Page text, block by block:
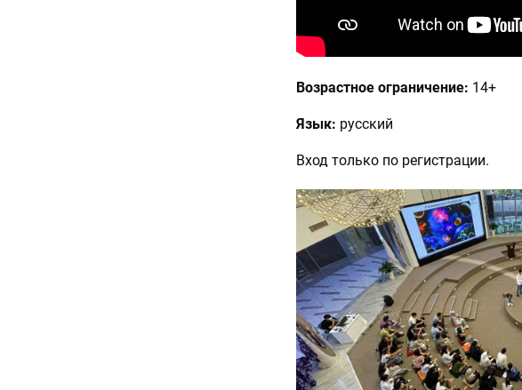
Возрастное ограничение: 14+
Язык: русский
Вход только по регистрации.